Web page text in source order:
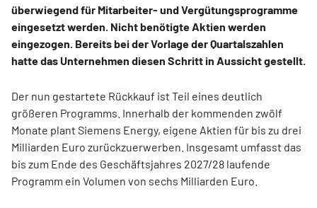
überwiegend für Mitarbeiter- und Vergütungsprogramme
eingesetzt werden. Nicht benötigte Aktien werden
eingezogen. Bereits bei der Vorlage der Quartalszahlen
hatte das Unternehmen diesen Schritt in Aussicht gestellt.
Der nun gestartete Rückkauf ist Teil eines deutlich
größeren Programms. Innerhalb der kommenden zwölf
Monate plant Siemens Energy, eigene Aktien für bis zu drei
Milliarden Euro zurückzuerwerben. Insgesamt umfasst das
bis zum Ende des Geschäftsjahres 2027/28 laufende
Programm ein Volumen von sechs Milliarden Euro.